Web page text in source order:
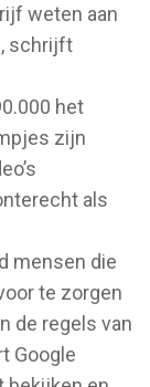
weten aan
schrijft
het
zijn
als
mensen die
te zorgen
de regels van
Google